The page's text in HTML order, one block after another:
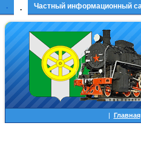
. . Частный информационный
| Главная